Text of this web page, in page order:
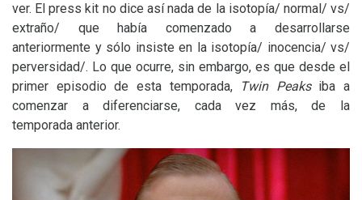
ver. El press kit no dice así nada de la isotopía/ normal/ vs/
extraño/ que había comenzado a desarrollarse
anteriormente y sólo insiste en la isotopía/ inocencia/ vs/
perversidad/. Lo que ocurre, sin embargo, es que desde el
primer episodio de esta temporada,
Twin Peaksiba a
comenzar a diferenciarse, cada vez más, de la
temporada anterior.